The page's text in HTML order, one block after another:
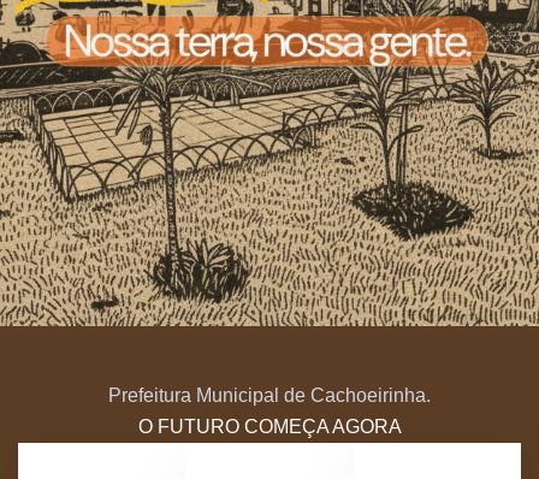
Prefeitura Municipal de Cachoeirinha.
O FUTURO COMEÇA AGORA